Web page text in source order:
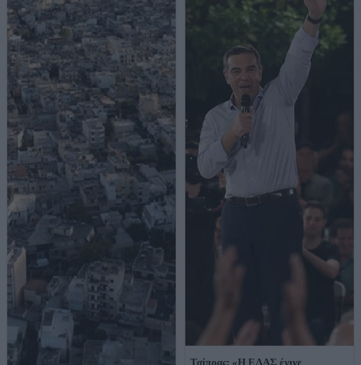
Τσίπρας: «Η ΕΛΑΣ έγινε